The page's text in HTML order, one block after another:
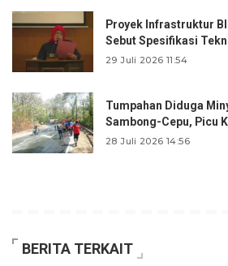
Proyek Infrastruktur
Sebut Spesifikasi
29 Juli 2026 11:54
Tumpahan Diduga
Sambong-Cepu, Picu
28 Juli 2026 14:56
BERITA TERKAIT